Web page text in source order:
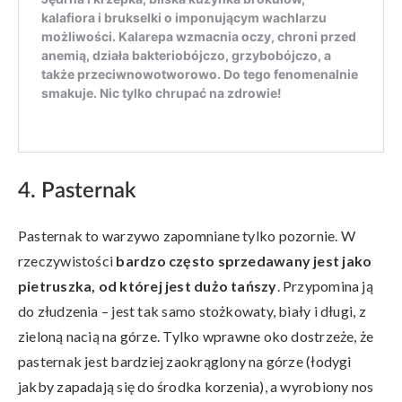
4. Pasternak
Pasternak to warzywo zapomniane tylko pozornie. W
rzeczywistości bardzo często sprzedawany jest jako
pietruszka, od której jest dużo tańszy. Przypomina ją
do złudzenia – jest tak samo stożkowaty, biały i długi, z
zieloną nacią na górze. Tylko wprawne oko dostrzeże, że
pasternak jest bardziej zaokrąglony na górze (łodygi
jakby zapadają się do środka korzenia), a wyrobiony nos